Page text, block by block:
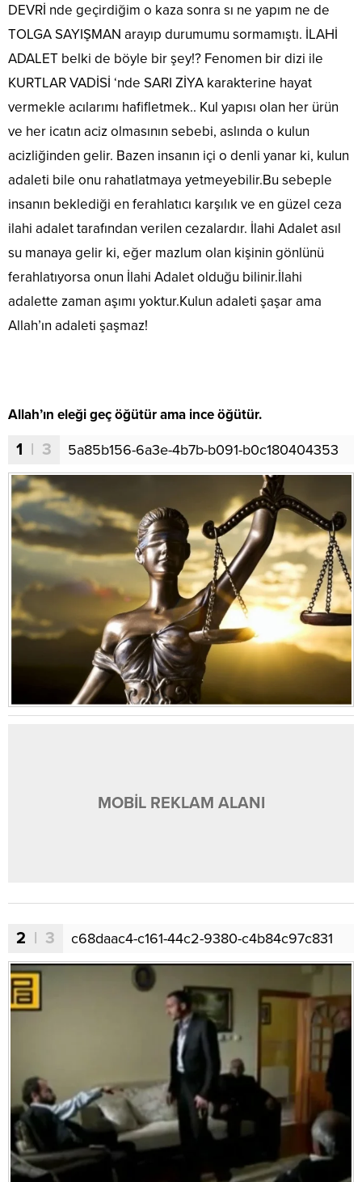
DEVRİ nde geçirdiğim o kaza sonra sı ne yapım ne de
TOLGA SAYIŞMAN arayıp durumumu sormamıştı. İLAHİ
ADALET belki de böyle bir şey!? Fenomen bir dizi ile
KURTLAR VADİSİ ‘nde SARI ZİYA karakterine hayat
vermekle acılarımı hafifletmek.. Kul yapısı olan her ürün
ve her icatın aciz olmasının sebebi, aslında o kulun
acizliğinden gelir. Bazen insanın içi o denli yanar ki, kulun
adaleti bile onu rahatlatmaya yetmeyebilir.Bu sebeple
insanın beklediği en ferahlatıcı karşılık ve en güzel ceza
ilahi adalet tarafından verilen cezalardır. İlahi Adalet asıl
su manaya gelir ki, eğer mazlum olan kişinin gönlünü
ferahlatıyorsa onun İlahi Adalet olduğu bilinir.İlahi
adalette zaman aşımı yoktur.Kulun adaleti şaşar ama
Allah’ın adaleti şaşmaz!
Allah’ın eleği geç öğütür ama ince öğütür.
1 | 3 5a85b156-6a3e-4b7b-b091-b0c180404353
MOBİL REKLAM ALANI
2 | 3 c68daac4-c161-44c2-9380-c4b84c97c831